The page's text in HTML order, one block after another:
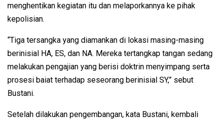
menghentikan kegiatan itu dan melaporkannya ke pihak
kepolisian.
“Tiga tersangka yang diamankan di lokasi masing-masing
berinisial HA, ES, dan NA. Mereka tertangkap tangan sedang
melakukan pengajian yang berisi doktrin menyimpang serta
prosesi baiat terhadap seseorang berinisial SY,” sebut
Bustani.
Setelah dilakukan pengembangan, kata Bustani, kembali